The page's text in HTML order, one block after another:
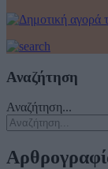
Αναζήτηση
Αναζήτηση...